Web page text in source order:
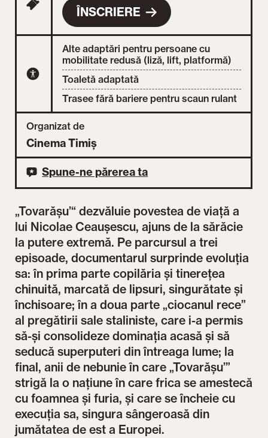
„Tovarășu’“ dezvăluie povestea de viață a
lui Nicolae Ceaușescu, ajuns de la sărăcie
la putere extremă. Pe parcursul a trei
episoade, documentarul surprinde evoluția
sa: în prima parte copilăria și tinerețea
chinuită, marcată de lipsuri, singurătate și
închisoare; în a doua parte „ciocanul rece”
al pregătirii sale staliniste, care i-a permis
să-și consolideze dominația acasă și să
seducă superputeri din întreaga lume; la
final, anii de nebunie în care „Tovarășu’”
strigă la o națiune în care frica se amestecă
cu foamnea și furia, și care se încheie cu
execuția sa, singura sângeroasă din
jumătatea de est a Europei.
ÎNSCRIERE
Alte adaptări pentru persoane cu
mobilitate redusă (liză, lift, platformă)
Toaletă adaptată
Trasee fără bariere pentru scaun rulant
Organizat de
Cinema Timiș
Spune-ne părerea ta